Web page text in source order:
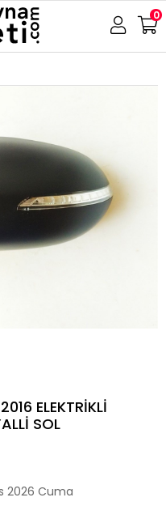
0
ELEKTRİKLİ
SOL
2026 Cuma